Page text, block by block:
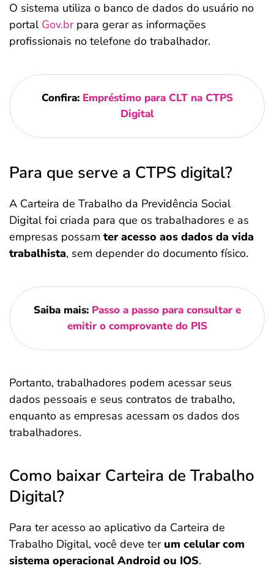
O sistema utiliza o banco de dados do usuário no
portal Gov.brpara gerar as informações
profissionais no telefone do trabalhador.
Confira: Empréstimo para CLT na CTPS
Digital
Para que serve a CTPS digital?
A Carteira de Trabalho da Previdência Social
Digital foi criada para que os trabalhadores e as
empresas possam ter acesso aos dados da vida
trabalhista, sem depender do documento físico.
Saiba mais: Passo a passo para consultar e
emitir o comprovante do PIS
Portanto, trabalhadores podem acessar seus
dados pessoais e seus contratos de trabalho,
enquanto as empresas acessam os dados dos
trabalhadores.
Como baixar Carteira de Trabalho
Digital?
Para ter acesso ao aplicativo da Carteira de
Trabalho Digital, você deve ter um celular com
sistema operacional Android ou IOS.